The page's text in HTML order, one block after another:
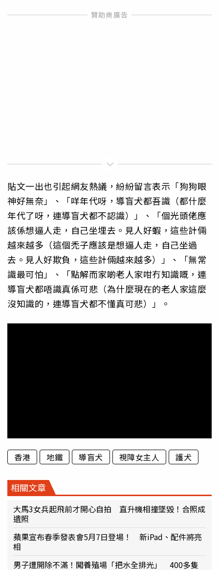
貼文一出也引起網友熱議，紛紛留言表示「狗狗眼
神好無奈」、「咩年代呀，導盲犬都吾識（都什麼
年代了呀，連導盲犬都不認識）」、「個光頭佬應
該係想逼人走，自己坐埋去。見人好蝦，這些計倆
越來越多（這個禿子應該是想逼人走，自己坐過
去。見人好欺負，這些計倆越來越多）」、「無常
識最可怕」、「點解而家啲老人家咁冇知識嘅，連
導盲犬都唔識真係可悲（為什麼現在的老人家這麼
沒知識的，連導盲犬都不懂真可悲）」。
香港 地鐵 導盲犬 視障女主人 護犬
相關文章
大馬3女兵起飛前才開心自拍 直升機相撞墜毀！合照成
遺照
蘋果宣布春季發表會5月7日登場！ 新iPad、配件將亮
相
男子遭開除不滿！闖養殖場「把水全排光」 400多隻